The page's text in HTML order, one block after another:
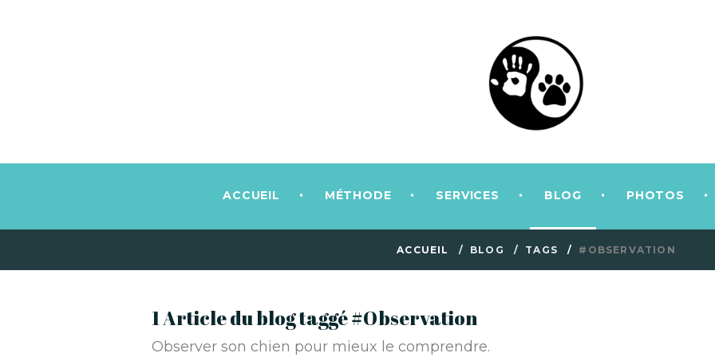
ACCUEIL MÉTHODE SERVICES BLOG PHOTOS
ACCUEIL BLOG TAGS #OBSERVATION
1 Article du blog taggé #Observation
Observer son chien pour mieux le comprendre.